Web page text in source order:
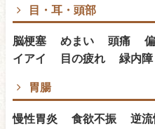
目・耳・頭部
脳梗塞 めまい 頭痛
イアイ 目の疲れ 緑内
胃腸
慢性胃炎 食欲不振 逆